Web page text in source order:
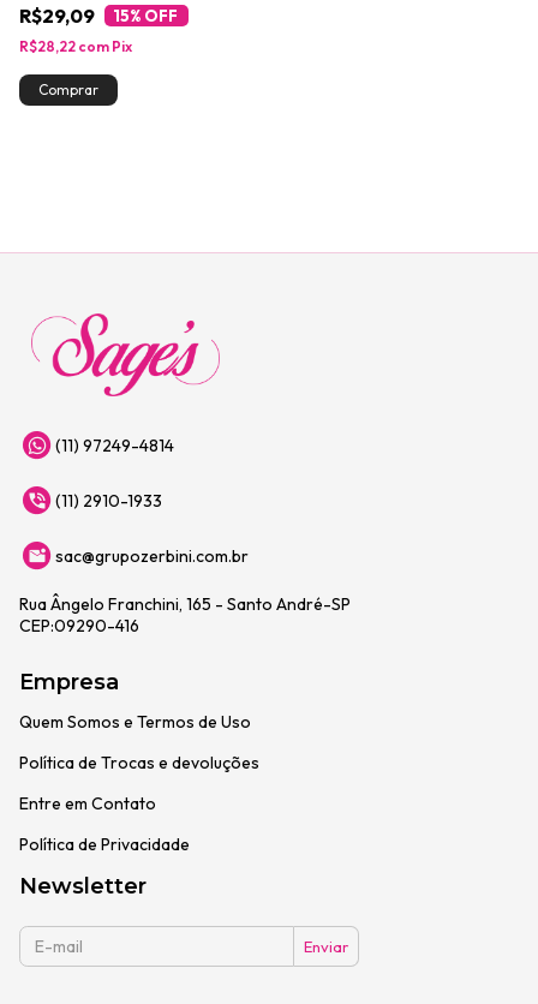
R$29,09 15% OFF
R$28,22 com Pix
(11) 97249-4814
(11) 2910-1933
sac@grupozerbini.com.br
Rua Ângelo Franchini, 165 - Santo André-SP
CEP:09290-416
Empresa
Quem Somos e Termos de Uso
Política de Trocas e devoluções
Entre em Contato
Política de Privacidade
Newsletter